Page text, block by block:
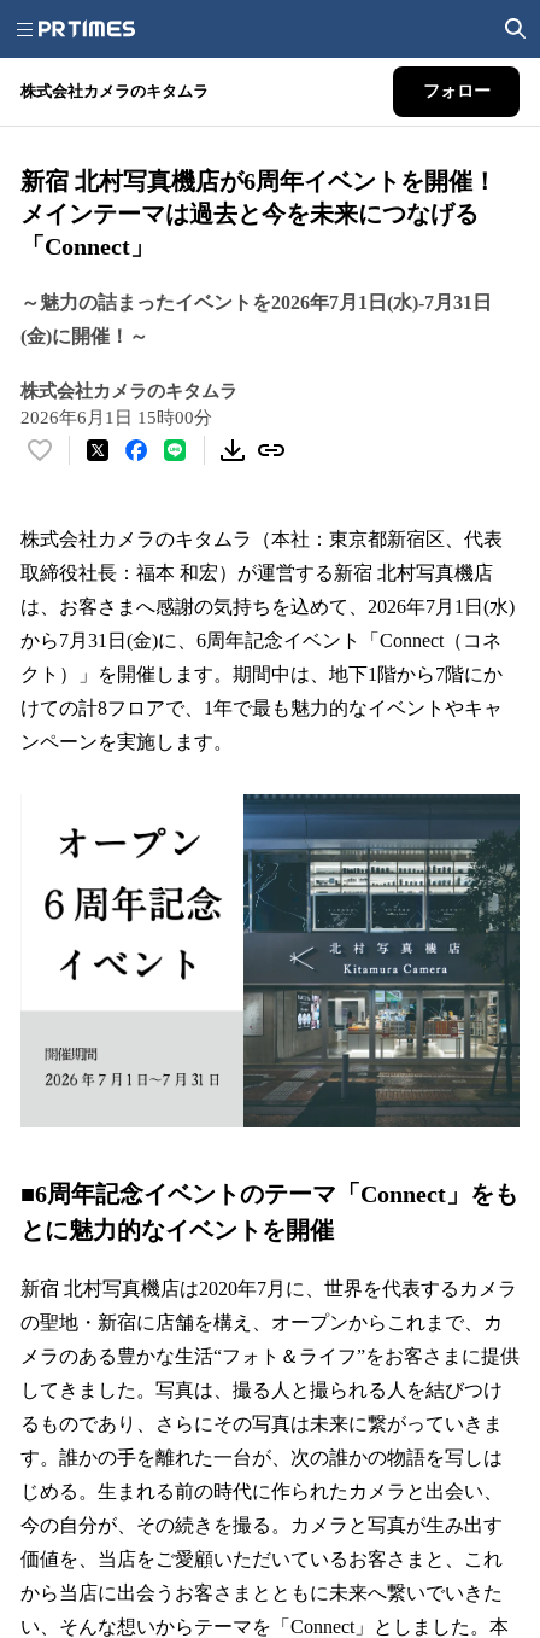
株式会社カメラのキタムラ フォロー
新宿 北村写真機店が6周年イベントを開催！
メインテーマは過去と今を未来につなげる
「Connect」
～魅力の詰まったイベントを2026年7月1日(水)-7月31日
(金)に開催！～
株式会社カメラのキタムラ
2026年6月1日 15時00分
い
！
数
を
読
み
込
み
中
で
株式会社カメラのキタムラ（本社：東京都新宿区、代表
取締役社長：福本 和宏）が運営する新宿 北村写真機店
は、お客さまへ感謝の気持ちを込めて、2026年7月1日(水)
から7月31日(金)に、6周年記念イベント「Connect（コネ
クト）」を開催します。期間中は、地下1階から7階にか
けての計8フロアで、1年で最も魅力的なイベントやキャ
ンペーンを実施します。
■6周年記念イベントのテーマ「Connect」をも
とに魅力的なイベントを開催
新宿 北村写真機店は2020年7月に、世界を代表するカメラ
の聖地・新宿に店舗を構え、オープンからこれまで、カ
メラのある豊かな生活“フォト＆ライフ”をお客さまに提供
してきました。写真は、撮る人と撮られる人を結びつけ
るものであり、さらにその写真は未来に繋がっていきま
す。誰かの手を離れた一台が、次の誰かの物語を写しは
じめる。生まれる前の時代に作られたカメラと出会い、
今の自分が、その続きを撮る。カメラと写真が生み出す
価値を、当店をご愛顧いただいているお客さまと、これ
から当店に出会うお客さまとともに未来へ繋いでいきた
い、そんな想いからテーマを「Connect」としました。本